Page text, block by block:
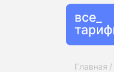
Главная